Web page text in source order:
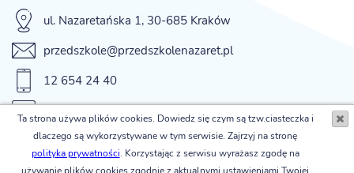
ul. Nazaretańska 1, 30-685 Kraków
przedszkole@przedszkolenazaret.pl
12 654 24 40
fax 12 654 42 12
© Publiczne Przedszkole Sióstr Nazaretanek im. Najświętszej
Rodziny
Ta strona używa plików cookies. Dowiedz się czym są tzw.ciasteczka i
dlaczego są wykorzystywane w tym serwisie. Zajrzyj na stronę
polityka prywatności. Korzystając z serwisu wyrażasz zgodę na